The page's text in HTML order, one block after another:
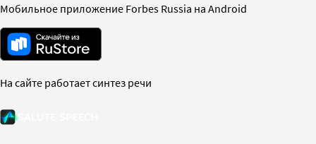
Мобильное приложение Forbes Russia на Android
На сайте работает синтез речи